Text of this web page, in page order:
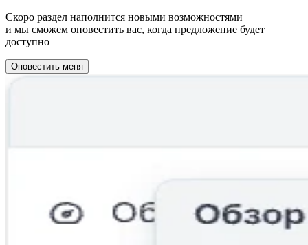
Скоро раздел наполнится новыми возможностями
и мы сможем оповестить вас, когда предложение будет
доступно
Оповестить меня